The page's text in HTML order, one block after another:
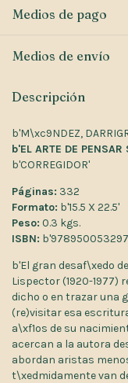
Medios de pago
Medios de envío
Descripción
b'M\xc9NDEZ,
b'EL ARTE DE PENSAR
b'CORREGIDOR'
Páginas: 332
Formato: b'15.5 X 22.5'
Peso: 0.3 kgs.
ISBN:
b'El gran desaf\xedo
Lispector (1920-1977)
dicho o en trazar una
(re)visitar esa
a\xf1os de su
acercan a la autora
abordan aristas
t\xedmidamente van